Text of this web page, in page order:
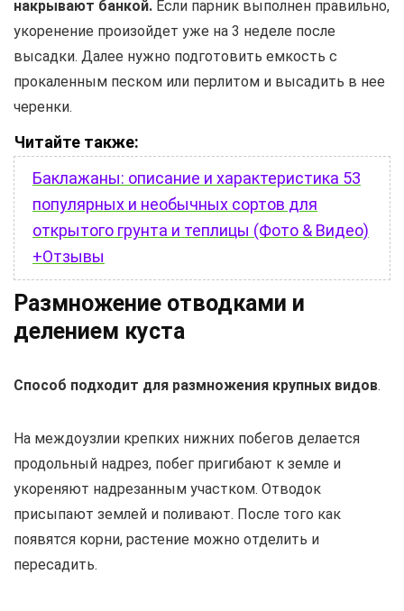
накрывают банкой. Если парник выполнен правильно,
укоренение произойдет уже на 3 неделе после
высадки. Далее нужно подготовить емкость с
прокаленным песком или перлитом и высадить в нее
черенки.
Читайте также:
Баклажаны: описание и характеристика 53
популярных и необычных сортов для
открытого грунта и теплицы (Фото & Видео)
+Отзывы
Размножение отводками и
делением куста
Способ подходит для размножения крупных видов.
На междоузлии крепких нижних побегов делается
продольный надрез, побег пригибают к земле и
укореняют надрезанным участком. Отводок
присыпают землей и поливают. После того как
появятся корни, растение можно отделить и
пересадить.